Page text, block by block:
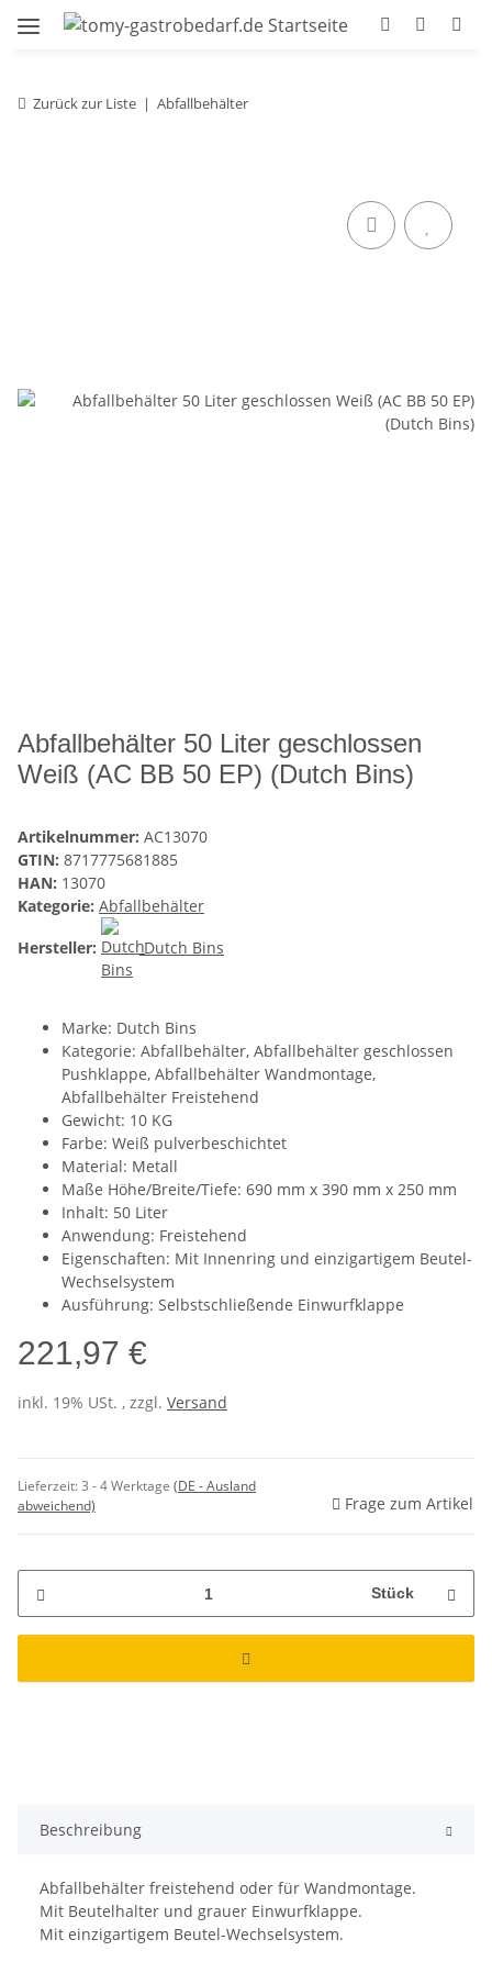
Zurück zur Liste Abfallbehälter
Abfallbehälter 50 Liter geschlossen
Weiß (AC BB 50 EP) (Dutch Bins)
Artikelnummer: AC13070
GTIN: 8717775681885
HAN: 13070
Kategorie: Abfallbehälter
Hersteller:
Dutch Bins
Marke: Dutch Bins
Kategorie: Abfallbehälter, Abfallbehälter geschlossen
Pushklappe, Abfallbehälter Wandmontage,
Abfallbehälter Freistehend
Gewicht: 10 KG
Farbe: Weiß pulverbeschichtet
Material: Metall
Maße Höhe/Breite/Tiefe: 690 mm x 390 mm x 250 mm
Inhalt: 50 Liter
Anwendung: Freistehend
Eigenschaften: Mit Innenring und einzigartigem Beutel-
Wechselsystem
Ausführung: Selbstschließende Einwurfklappe
221,97 €
inkl. 19% USt. , zzgl. Versand
Lieferzeit:3 - 4 Werktage (DE - Ausland
abweichend)
Frage zum Artikel
Stück
Beschreibung
Abfallbehälter freistehend oder für Wandmontage.
Mit Beutelhalter und grauer Einwurfklappe.
Mit einzigartigem Beutel-Wechselsystem.